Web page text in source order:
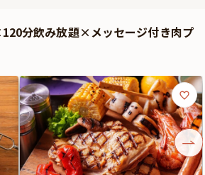
分飲み放題×メッセージ付き肉プ